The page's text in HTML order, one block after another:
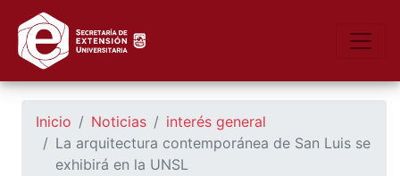
https://seu.unsl.edu.ar/
Inicio Noticias
interés general
La arquitectura contemporánea de San Luis se
exhibirá en la UNSL